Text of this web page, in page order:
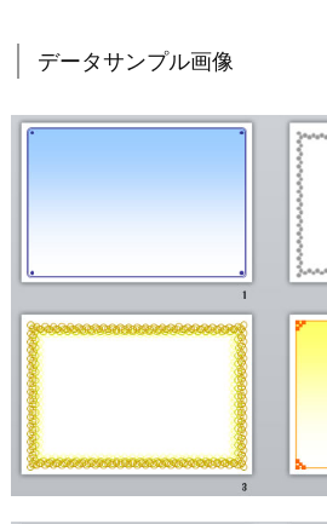
データサンプル画像